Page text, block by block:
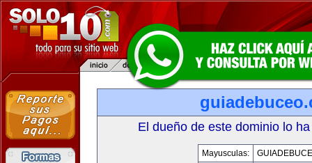
El dueño de este dominio lo
Mayusculas: